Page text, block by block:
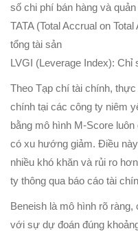
số chi phí bán hàng và
TATA (Total Accrual on
tổng tài sản
LVGI (Leverage Index): Chỉ
Theo Tạp chí tài chính,
chính tại các công ty niêm
bằng mô hình M-Score
có xu hướng giảm. Điều
nhiều khó khăn và rủi ro
ty thông qua báo cáo tài
Beneish là mô hình rõ ràng,
với sự dự đoán đúng